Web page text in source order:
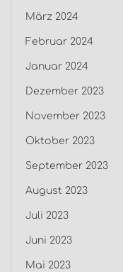
März 2024
Februar 2024
Januar 2024
Dezember 2023
November 2023
Oktober 2023
September 2023
August 2023
Juli 2023
Juni 2023
Mai 2023